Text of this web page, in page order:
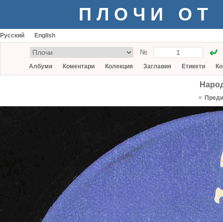
ПЛОЧИ ОТ
Русский English
№
Албуми Коментари Колекция Заглавия Етикети
«